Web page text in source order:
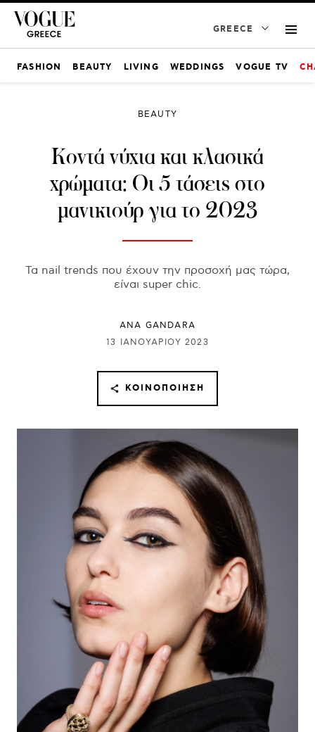
GREECE
FASHION BEAUTY LIVING WEDDINGS VOGUE TV
BEAUTY
Κοντά νύχια και κλασικά
χρώματα: Οι 5 τάσεις στο
μανικιούρ για το 2023
Τα nail trends που έχουν την προσοχή μας τώρα,
είναι super chic.
ANA GANDARA
13 ΙΑΝΟΥΑΡΊΟΥ 2023
ΚΟΙΝΟΠΟΊΗΣΗ